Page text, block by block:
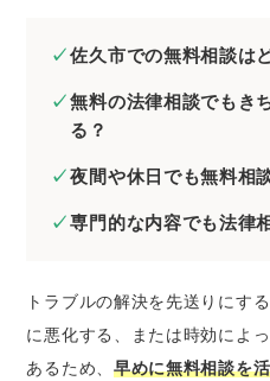
佐久市の弁護士にネ
相談をしたいとき
証拠や資料を集めて
当事者が複数いると
佐久市で法律問題を解
び方
佐久市での無料相談は
無料の法律相談でもき
る？
夜間や休日でも無料相
専門的な内容でも法律
トラブルの解決を先送りにす
に悪化する、または時効によ
あるため、 早めに無料相談を